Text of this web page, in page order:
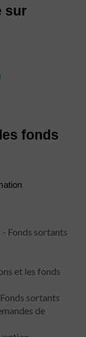
sur
fonds
Fonds sortants
et les fonds
sortants
de